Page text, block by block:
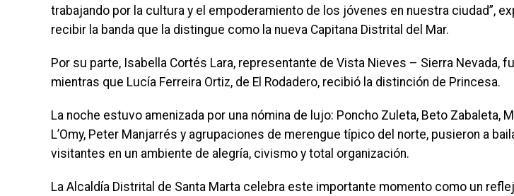
trabajando por la cultura y el empoderamiento de los jóvenes en nuestra ciudad”,
recibir la banda que la distingue como la nueva Capitana Distrital del Mar.
Por su parte, Isabella Cortés Lara, representante de Vista Nieves – Sierra Nevada,
mientras que Lucía Ferreira Ortiz, de El Rodadero, recibió la distinción de Princesa.
La noche estuvo amenizada por una nómina de lujo: Poncho Zuleta, Beto Zabaleta,
L’Omy, Peter Manjarrés y agrupaciones de merengue típico del norte, pusieron a
visitantes en un ambiente de alegría, civismo y total organización.
La Alcaldía Distrital de Santa Marta celebra este importante momento como un